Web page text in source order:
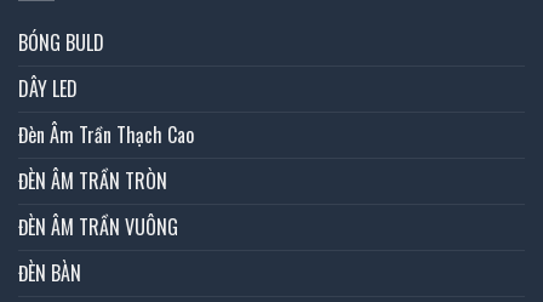
BÓNG BULD
DÂY LED
Đèn Âm Trần Thạch Cao
ĐÈN ÂM TRẦN TRÒN
ĐÈN ÂM TRẦN VUÔNG
ĐÈN BÀN